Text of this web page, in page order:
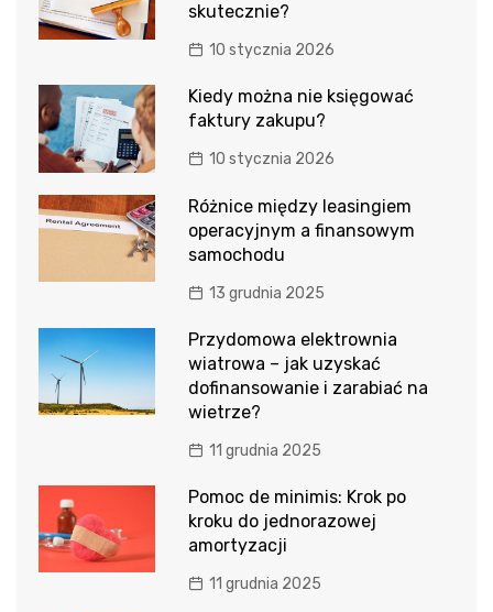
skutecznie?
10 stycznia 2026
Kiedy można nie księgować
faktury zakupu?
10 stycznia 2026
Różnice między leasingiem
operacyjnym a finansowym
samochodu
13 grudnia 2025
Przydomowa elektrownia
wiatrowa – jak uzyskać
dofinansowanie i zarabiać na
wietrze?
11 grudnia 2025
Pomoc de minimis: Krok po
kroku do jednorazowej
amortyzacji
11 grudnia 2025